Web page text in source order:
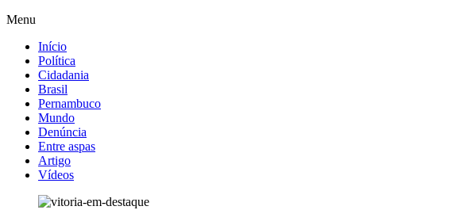
Menu
Início
Política
Cidadania
Brasil
Pernambuco
Mundo
Denúncia
Entre aspas
Artigo
Vídeos